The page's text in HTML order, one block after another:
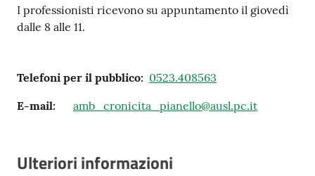
I professionisti ricevono su appuntamento il giovedì
dalle 8 alle 11.
Telefoni per il pubblico: 0523.408563
E-mail: amb_cronicita_pianello@ausl.pc.it
Ulteriori informazioni